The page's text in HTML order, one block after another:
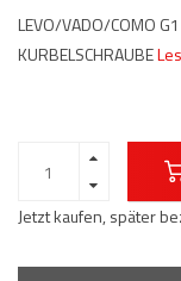
LEVO/VADO/COMO
KURBELSCHRAUBE
Jetzt kaufen, später